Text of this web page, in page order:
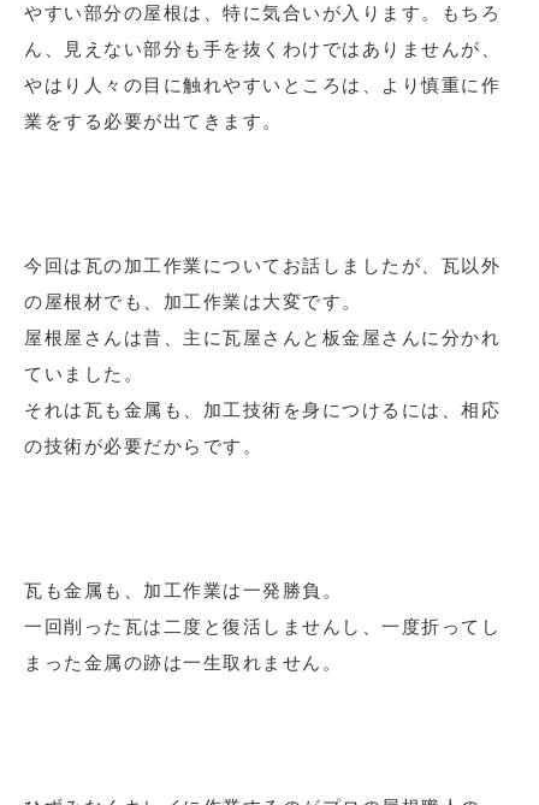
やすい部分の屋根は、特に気合いが入ります。もちろ
ん、見えない部分も手を抜くわけではありませんが、
やはり人々の目に触れやすいところは、より慎重に作
業をする必要が出てきます。
今回は瓦の加工作業についてお話しましたが、瓦以外
の屋根材でも、加工作業は大変です。
屋根屋さんは昔、主に瓦屋さんと板金屋さんに分かれ
ていました。
それは瓦も金属も、加工技術を身につけるには、相応
の技術が必要だからです。
瓦も金属も、加工作業は一発勝負。
一回削った瓦は二度と復活しませんし、一度折ってし
まった金属の跡は一生取れません。